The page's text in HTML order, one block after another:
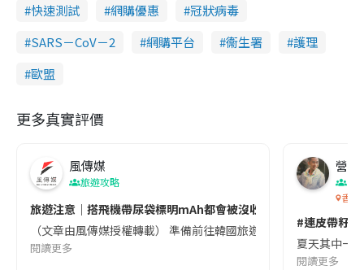
快速測試
網購優惠
冠狀病毒
SARS－CoV－2
網購平台 衞生署
護理
歐盟
更多真實評價
風傳媒
旅遊攻略
旅遊注意｜搭飛機帶尿袋標明mAh都會被沒收😱出發前切記檢查
（文章由風傳媒授權轉載） 準備前往韓國旅遊的民眾，近期要
閱讀更多
營養
香港
#連皮帶籽
夏天其中一
閱讀更多